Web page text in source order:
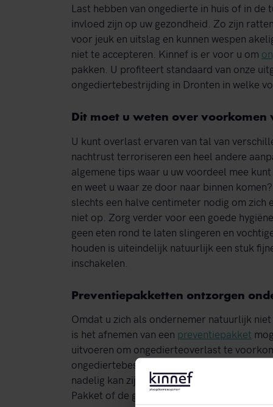
Last hebben van ongedierte in huis of in
invloed zijn op uw gezondheid. Zo zijn
voor jeuk en uitslag en kunnen wespen
niet te accepteren. Kinnef is er voor u om
pakken. U profiteert standaard van onze
ongediertebestrijding in Dronten in welke
Dit moet u weten over voorkomen
U kunt overlast ervaren van tal van
nachtrust terroriseren een heel andere
algemene tips waar u uw voordeel mee
en weet u waar ze door naar binnen
slechts een halve centimeter nodig om
niet op. Zorg verder voor een goede
geen eten rond te laten slingeren en
houden is uiteindelijk natuurlijk een stuk
inschakelen.
Preventiepakketten ontzorgen
Omdat u zich als ondernemer natuurlijk
is het afnemen van een preventiepakket
uitvoeren om ongedierteoverlast te
ongediertebestrijding in Dronten. Zo wordt
nadelig kan zijn voor uw imago en
Pakket of de gratis quickscan.